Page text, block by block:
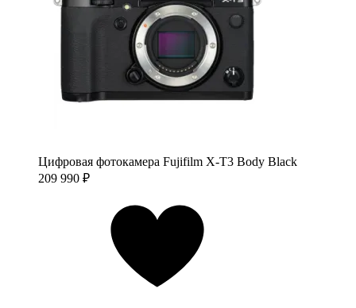
Цифровая фотокамера Fujifilm X-T3 Body Black
209 990 ₽